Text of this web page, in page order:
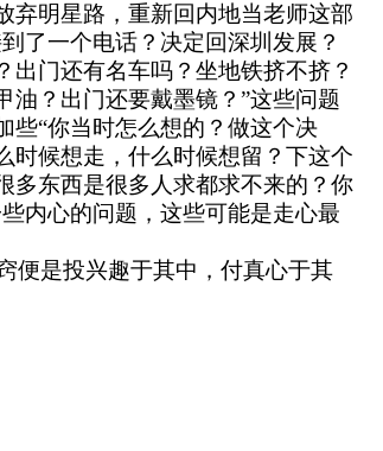
弃明星路，重新回内地当老师这部
了一个电话？决定回深圳发展？
出门还有名车吗？坐地铁挤不挤？
油？出门还要戴墨镜？”这些问题
些“你当时怎么想的？做这个决
时候想走，什么时候想留？下这个
多东西是很多人求都求不来的？你
内心的问题，这些可能是走心最
便是投兴趣于其中，付真心于其